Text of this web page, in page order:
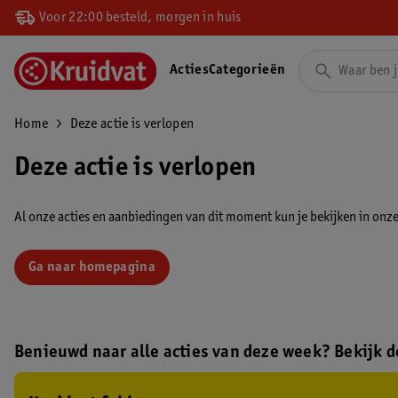
Voor 22:00 besteld, morgen in huis
ActiesCategorieën
Home Deze actie is verlopen
Deze actie is verlopen
Al onze acties en aanbiedingen van dit moment kun je bekijken in
Ga naar homepagina
Benieuwd naar alle acties van deze week? Bekijk